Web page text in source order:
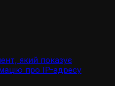
який показує
про IP-адресу